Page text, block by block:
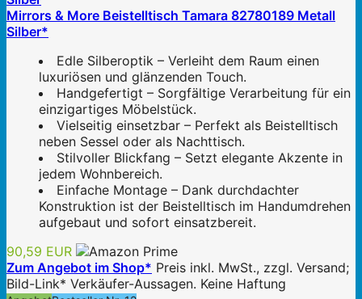
Mirrors & More Beistelltisch Tamara 82780189 Metall
Silber*
Edle Silberoptik – Verleiht dem Raum einen
luxuriösen und glänzenden Touch.
Handgefertigt – Sorgfältige Verarbeitung für ein
einzigartiges Möbelstück.
Vielseitig einsetzbar – Perfekt als Beistelltisch
neben Sessel oder als Nachttisch.
Stilvoller Blickfang – Setzt elegante Akzente in
jedem Wohnbereich.
Einfache Montage – Dank durchdachter
Konstruktion ist der Beistelltisch im Handumdrehen
aufgebaut und sofort einsatzbereit.
90,59 EUR
Zum Angebot im Shop* Preis inkl. MwSt., zzgl. Versand;
Bild-Link* Verkäufer-Aussagen. Keine Haftung